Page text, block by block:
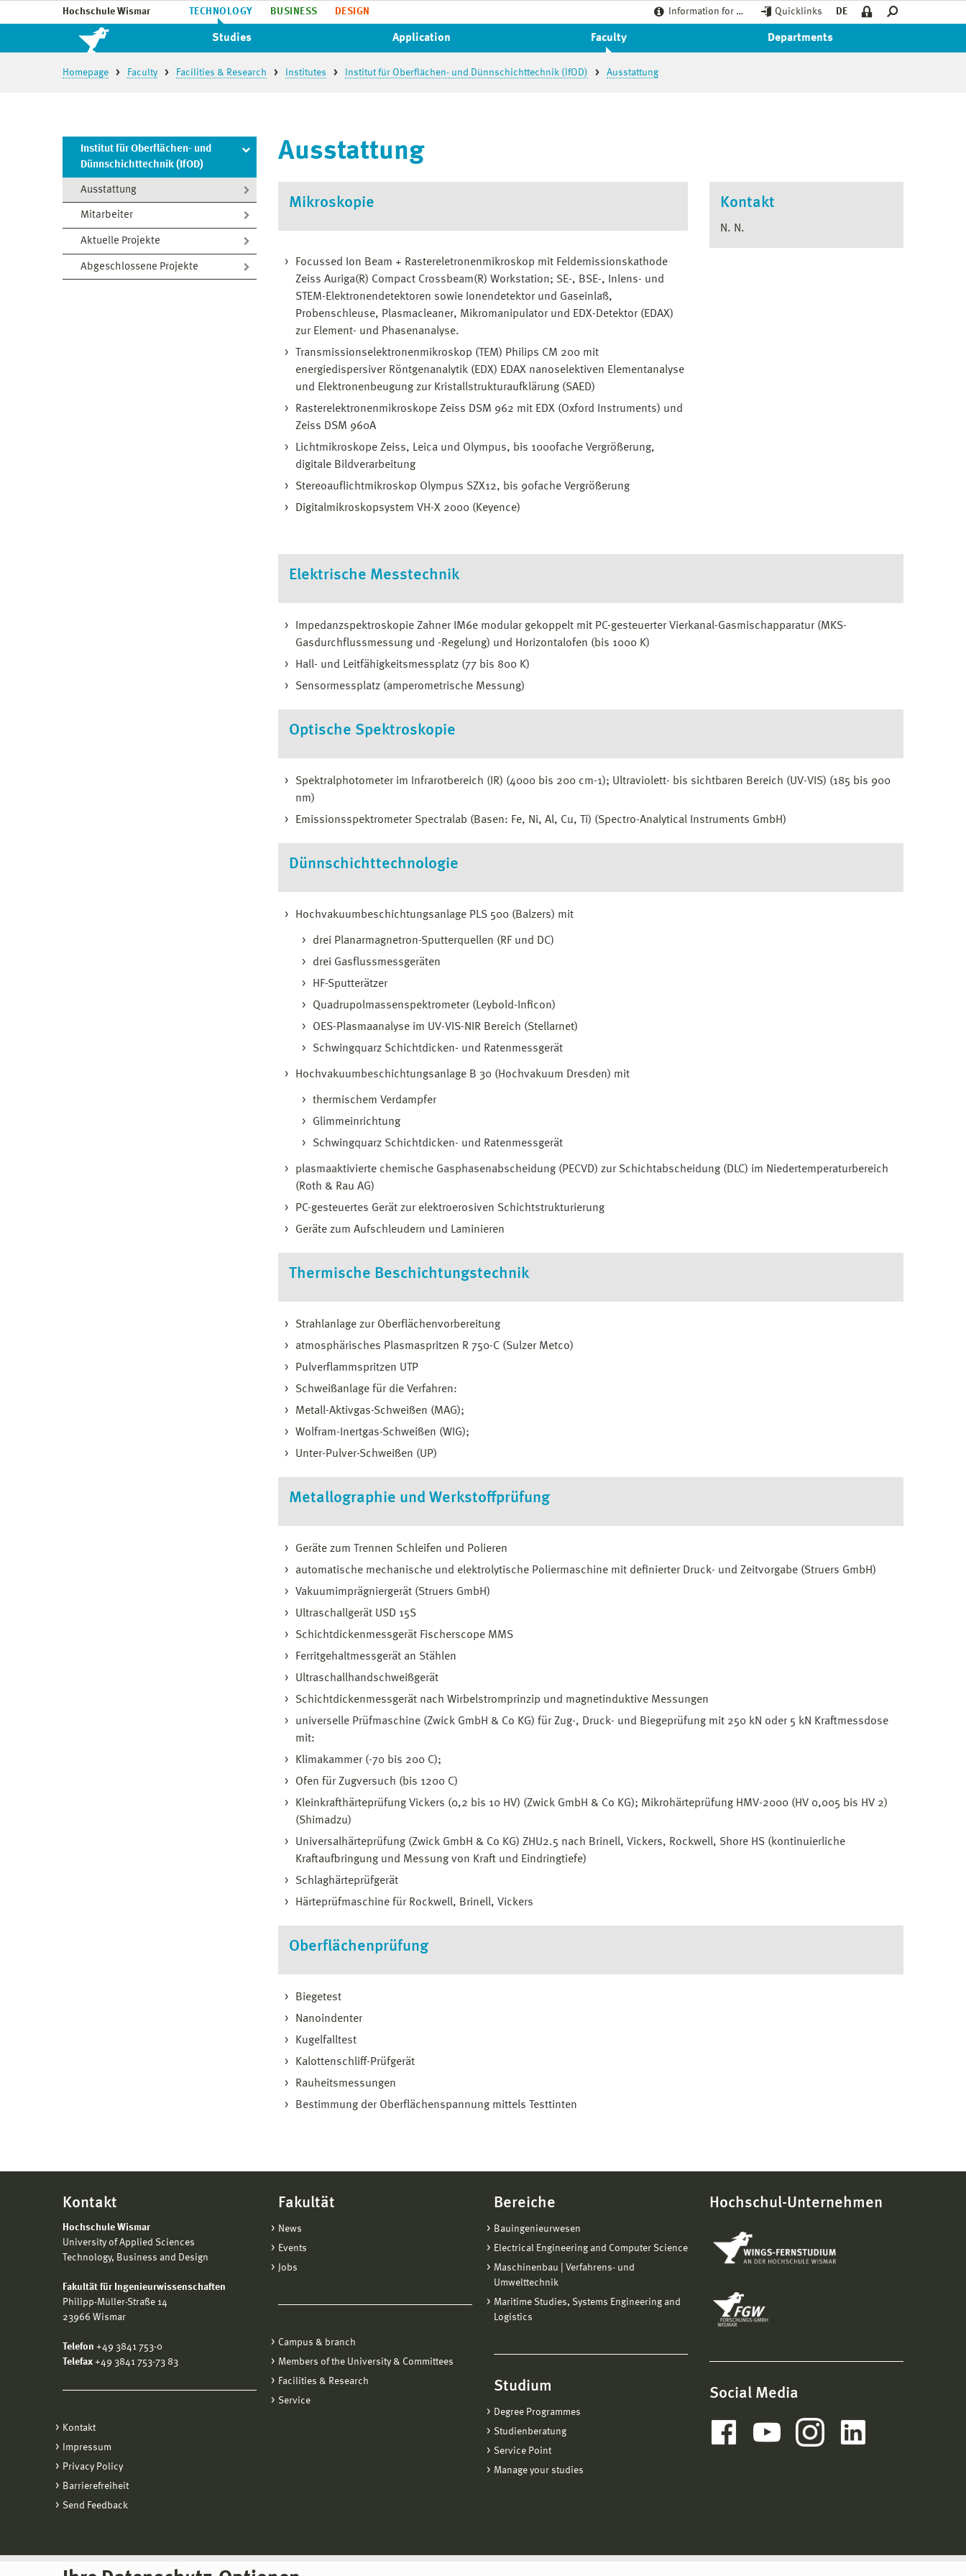
Hochschule Wismar TECHNOLOGY BUSINESS DESIGN Information for … Quicklinks DE
Studies Application Faculty Departments
Homepage Faculty Facilities & Research Institutes Institut für Oberflächen- und Dünnschichttechnik (IfOD) Ausstattung
Institut für Oberflächen- und
Dünnschichttechnik (IfOD)
Ausstattung
Mitarbeiter
Aktuelle Projekte
Abgeschlossene Projekte
Ausstattung
Mikroskopie
Focussed Ion Beam + Rastereletronenmikroskop mit Feldemissionskathode
Zeiss Auriga(R) Compact Crossbeam(R) Workstation; SE-, BSE-, Inlens- und
STEM-Elektronendetektoren sowie Ionendetektor und Gaseinlaß,
Probenschleuse, Plasmacleaner, Mikromanipulator und EDX-Detektor (EDAX)
zur Element- und Phasenanalyse.
Transmissionselektronenmikroskop (TEM) Philips CM 200 mit
energiedispersiver Röntgenanalytik (EDX) EDAX nanoselektiven Elementanalyse
und Elektronenbeugung zur Kristallstrukturaufklärung (SAED)
Rasterelektronenmikroskope Zeiss DSM 962 mit EDX (Oxford Instruments) und
Zeiss DSM 960A
Lichtmikroskope Zeiss, Leica und Olympus, bis 1000fache Vergrößerung,
digitale Bildverarbeitung
Stereoauflichtmikroskop Olympus SZX12, bis 90fache Vergrößerung
Digitalmikroskopsystem VH-X 2000 (Keyence)
Kontakt
N. N.
Elektrische Messtechnik
Impedanzspektroskopie Zahner IM6e modular gekoppelt mit PC-gesteuerter Vierkanal-Gasmischapparatur (MKS-
Gasdurchflussmessung und -Regelung) und Horizontalofen (bis 1000 K)
Hall- und Leitfähigkeitsmessplatz (77 bis 800 K)
Sensormessplatz (amperometrische Messung)
Optische Spektroskopie
Spektralphotometer im Infrarotbereich (IR) (4000 bis 200 cm-1); Ultraviolett- bis sichtbaren Bereich (UV-VIS) (185 bis 900
nm)
Emissionsspektrometer Spectralab (Basen: Fe, Ni, Al, Cu, Ti) (Spectro-Analytical Instruments GmbH)
Dünnschichttechnologie
Hochvakuumbeschichtungsanlage PLS 500 (Balzers) mit
drei Planarmagnetron-Sputterquellen (RF und DC)
drei Gasflussmessgeräten
HF-Sputterätzer
Quadrupolmassenspektrometer (Leybold-Inficon)
OES-Plasmaanalyse im UV-VIS-NIR Bereich (Stellarnet)
Schwingquarz Schichtdicken- und Ratenmessgerät
Hochvakuumbeschichtungsanlage B 30 (Hochvakuum Dresden) mit
thermischem Verdampfer
Glimmeinrichtung
Schwingquarz Schichtdicken- und Ratenmessgerät
plasmaaktivierte chemische Gasphasenabscheidung (PECVD) zur Schichtabscheidung (DLC) im Niedertemperaturbereich
(Roth & Rau AG)
PC-gesteuertes Gerät zur elektroerosiven Schichtstrukturierung
Geräte zum Aufschleudern und Laminieren
Thermische Beschichtungstechnik
Strahlanlage zur Oberflächenvorbereitung
atmosphärisches Plasmaspritzen R 750-C (Sulzer Metco)
Pulverflammspritzen UTP
Schweißanlage für die Verfahren:
Metall-Aktivgas-Schweißen (MAG);
Wolfram-Inertgas-Schweißen (WIG);
Unter-Pulver-Schweißen (UP)
Metallographie und Werkstoffprüfung
Geräte zum Trennen Schleifen und Polieren
automatische mechanische und elektrolytische Poliermaschine mit definierter Druck- und Zeitvorgabe (Struers GmbH)
Vakuumimprägniergerät (Struers GmbH)
Ultraschallgerät USD 15S
Schichtdickenmessgerät Fischerscope MMS
Ferritgehaltmessgerät an Stählen
Ultraschallhandschweißgerät
Schichtdickenmessgerät nach Wirbelstromprinzip und magnetinduktive Messungen
universelle Prüfmaschine (Zwick GmbH & Co KG) für Zug-, Druck- und Biegeprüfung mit 250 kN oder 5 kN Kraftmessdose
mit:
Klimakammer (-70 bis 200 C);
Ofen für Zugversuch (bis 1200 C)
Kleinkrafthärteprüfung Vickers (0,2 bis 10 HV) (Zwick GmbH & Co KG); Mikrohärteprüfung HMV-2000 (HV 0,005 bis HV 2)
(Shimadzu)
Universalhärteprüfung (Zwick GmbH & Co KG) ZHU2.5 nach Brinell, Vickers, Rockwell, Shore HS (kontinuierliche
Kraftaufbringung und Messung von Kraft und Eindringtiefe)
Schlaghärteprüfgerät
Härteprüfmaschine für Rockwell, Brinell, Vickers
Oberflächenprüfung
Biegetest
Nanoindenter
Kugelfalltest
Kalottenschliff-Prüfgerät
Rauheitsmessungen
Bestimmung der Oberflächenspannung mittels Testtinten
Kontakt
Hochschule Wismar
University of Applied Sciences
Technology, Business and Design
Fakultät für Ingenieurwissenschaften
Philipp-Müller-Straße 14
23966 Wismar
Telefon +49 3841 753-0
Telefax +49 3841 753-73 83
Kontakt
Impressum
Privacy Policy
Barrierefreiheit
Send Feedback
Fakultät
News
Events
Jobs
Campus & branch
Members of the University & Committees
Facilities & Research
Service
Bereiche
Bauingenieurwesen
Electrical Engineering and Computer Science
Maschinenbau | Verfahrens- und
Umwelttechnik
Maritime Studies, Systems Engineering and
Logistics
Studium
Degree Programmes
Studienberatung
Service Point
Manage your studies
Hochschul-Unternehmen
Social Media